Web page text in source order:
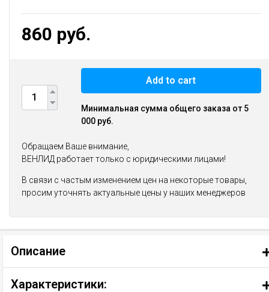
860 руб.
Add to cart
Минимальная сумма общего заказа от 5
000 руб.
Обращаем Ваше внимание,
ВЕНЛИД работает только с юридическими лицами!
В связи с частым изменением цен на некоторые товары,
просим уточнять актуальные цены у наших менеджеров
Описание
Характеристики: